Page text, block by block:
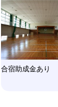
合宿助成金あり